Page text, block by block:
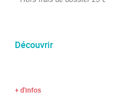
Découvrir
+ d'infos